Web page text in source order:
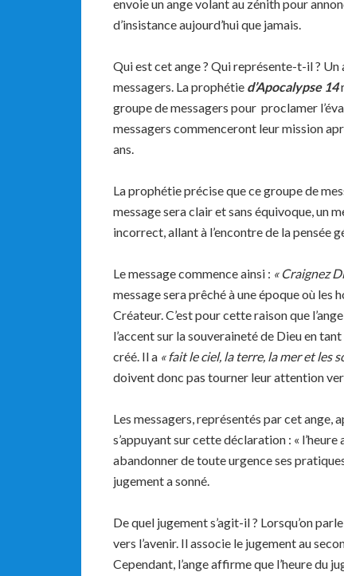
envoie un ange volant au zénith pour
d’insistance aujourd’hui que jamais.
Qui est cet ange ? Qui représente-t-il ? Un
messagers. La prophétie d’Apocalypse 14
groupe de messagers pour proclamer
messagers commenceront leur mission
ans.
La prophétie précise que ce groupe de
message sera clair et sans équivoque, un
incorrect, allant à l’encontre de la pensée
Le message commence ainsi : « Craignez
message sera prêché à une époque où
Créateur. C’est pour cette raison que
l’accent sur la souveraineté de Dieu en
créé. Il a «fait le ciel, la terre, la mer et les
doivent donc pas tourner leur attention
Les messagers, représentés par cet ange,
s’appuyant sur cette déclaration : «
abandonner de toute urgence ses
jugement a sonné.
De quel jugement s’agit-il ? Lorsqu’on
vers l’avenir. Il associe le jugement au
Cependant, l’ange affirme que l’heure du